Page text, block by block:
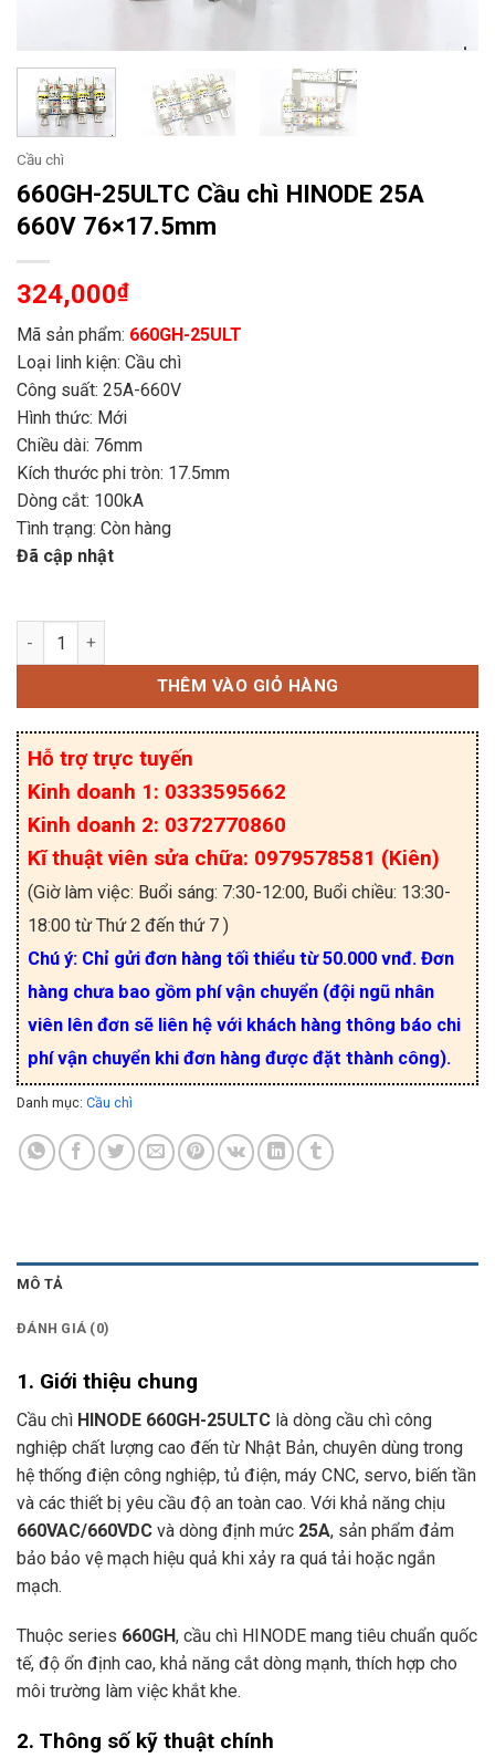
Cầu chì
660GH-25ULTC Cầu chì HINODE 25A
660V 76×17.5mm
324,000₫
Mã sản phẩm: 660GH-25ULT
Loại linh kiện: Cầu chì
Công suất: 25A-660V
Hình thức: Mới
Chiều dài: 76mm
Kích thước phi tròn: 17.5mm
Dòng cắt: 100kA
Tình trạng: Còn hàng
Đã cập nhật
660GH-25ULTC Cầu chì HINODE 25A 660V
THÊM VÀO GIỎ HÀNG
Hỗ trợ trực tuyến
Kinh doanh 1: 0333595662
Kinh doanh 2: 0372770860
Kĩ thuật viên sửa chữa: 0979578581 (Kiên)
(Giờ làm việc: Buổi sáng: 7:30-12:00, Buổi chiều: 13:30-
18:00 từ Thứ 2 đến thứ 7 )
Chú ý: Chỉ gửi đơn hàng tối thiểu từ 50.000 vnđ. Đơn
hàng chưa bao gồm phí vận chuyển (đội ngũ nhân
viên lên đơn sẽ liên hệ với khách hàng thông báo chi
phí vận chuyển khi đơn hàng được đặt thành công).
Danh mục: Cầu chì
MÔ TẢ
ĐÁNH GIÁ (0)
1. Giới thiệu chung
Cầu chì HINODE 660GH-25ULTC là dòng cầu chì công
nghiệp chất lượng cao đến từ Nhật Bản, chuyên dùng trong
hệ thống điện công nghiệp, tủ điện, máy CNC, servo, biến tần
và các thiết bị yêu cầu độ an toàn cao. Với khả năng chịu
660VAC/660VDC và dòng định mức 25A, sản phẩm đảm
bảo bảo vệ mạch hiệu quả khi xảy ra quá tải hoặc ngắn
mạch.
Thuộc series 660GH, cầu chì HINODE mang tiêu chuẩn quốc
tế, độ ổn định cao, khả năng cắt dòng mạnh, thích hợp cho
môi trường làm việc khắt khe.
2. Thông số kỹ thuật chính